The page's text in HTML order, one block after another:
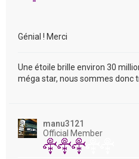
Génial ! Merci
Une étoile brille environ 30
méga star, nous sommes donc
manu3121
Official Member